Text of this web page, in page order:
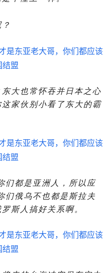
大也常怀吞并日本之心
家伙别小看了东大的霸
们都是亚洲人，所以应
们俄乌不也都是斯拉夫
斯人搞好关系啊。